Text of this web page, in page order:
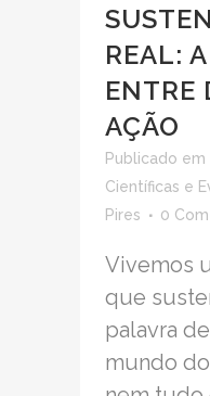
REAL:
ENTRE
AÇÃO
Publicado em
Científicas e
Pires
0
Vivemos
que
palavra
mundo